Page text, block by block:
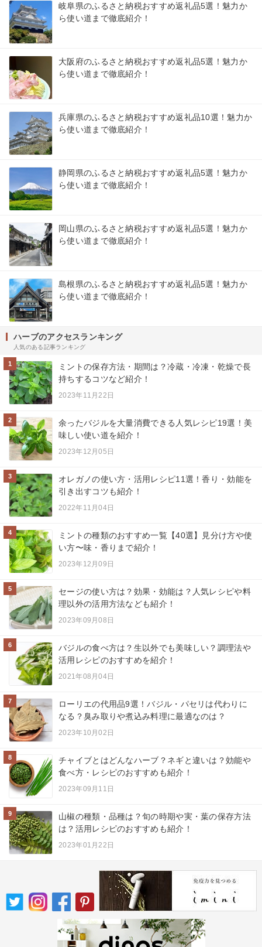
岐阜県のふるさと納税おすすめ返礼品5選！魅力か
ら使い道まで徹底紹介！
大阪府のふるさと納税おすすめ返礼品5選！魅力か
ら使い道まで徹底紹介！
兵庫県のふるさと納税おすすめ返礼品10選！魅力か
ら使い道まで徹底紹介！
静岡県のふるさと納税おすすめ返礼品5選！魅力か
ら使い道まで徹底紹介！
岡山県のふるさと納税おすすめ返礼品5選！魅力か
ら使い道まで徹底紹介！
島根県のふるさと納税おすすめ返礼品5選！魅力か
ら使い道まで徹底紹介！
ハーブのアクセスランキング
人気のある記事ランキング
1
ミントの保存方法・期間は？冷蔵・冷凍・乾燥で長
持ちするコツなど紹介！
2023年11月22日
2
余ったバジルを大量消費できる人気レシピ19選！美
味しい使い道を紹介！
2023年12月05日
3
オレガノの使い方・活用レシピ11選！香り・効能を
引き出すコツも紹介！
2022年11月04日
4
ミントの種類のおすすめ一覧【40選】見分け方や使
い方〜味・香りまで紹介！
2023年12月09日
5
セージの使い方は？効果・効能は？人気レシピや料
理以外の活用方法なども紹介！
2023年09月08日
6
バジルの食べ方は？生以外でも美味しい？調理法や
活用レシピのおすすめを紹介！
2021年08月04日
7
ローリエの代用品9選！バジル・パセリは代わりに
なる？臭み取りや煮込み料理に最適なのは？
2023年10月02日
8
チャイブとはどんなハーブ？ネギと違いは？効能や
食べ方・レシピのおすすめも紹介！
2023年09月11日
9
山椒の種類・品種は？旬の時期や実・葉の保存方法
は？活用レシピのおすすめも紹介！
2023年01月22日